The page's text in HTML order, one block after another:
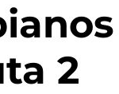
2